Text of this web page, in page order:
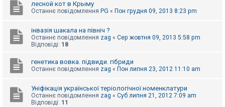
з
п
в
д
лесной кот в Крыму
Останнє повідомлення PG « Пон грудня 09, 2013 8:23 pm
інвазія шакала на північ ?
Останнє повідомлення zag « Сер жовтня 09, 2013 5:58 pm
Відповіді: 18
генетика вовка. підвиди. гібриди
Останнє повідомлення zag « Пон липня 23, 2012 11:10 am
Уніфікація української теріологічної номенклатури
Останнє повідомлення zag « Суб липня 21, 2012 7:09 am
Відповіді: 11